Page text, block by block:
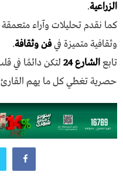
الزراعية.
كما نقدم تحليلات وآراء
وثقافية متميزة فيفن وثقافة.
تابعالشارع 24
لتكن دائمًا في
حصرية تغطي كل ما يهم القارئ